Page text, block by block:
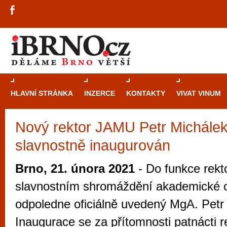
HLAVNÍ STRÁNKA INZERCE KONTAKTY VIVAT VINUM
Nový rektor JAMU Petr
slavnostně inaugurován
Brno, 21. února 2021 - Do funkce
slavnostním shromáždění akademické
odpoledne oficiálně uvedený MgA.
Inaugurace se za přítomnosti patnácti
Průvodce
Brně: Od
Brno je
zajímavé
restaurace,
Mimo jiné je ale také místem, kde si